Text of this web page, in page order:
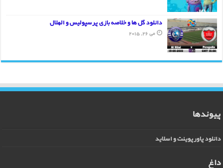
دانلود گل ها و خلاصه بازی پرسپولیس و الهلال
می 26, 2015
پیوندها
دانلود پاورپوینت و اسلاید
داغ